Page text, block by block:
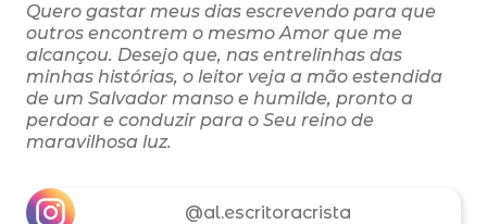
Quero gastar meus dias escrevendo para que
outros encontrem o mesmo Amor que me
alcançou. Desejo que, nas entrelinhas das
minhas histórias, o leitor veja a mão estendida
de um Salvador manso e humilde, pronto a
perdoar e conduzir para o Seu reino de
maravilhosa luz.
@al.escritoracrista